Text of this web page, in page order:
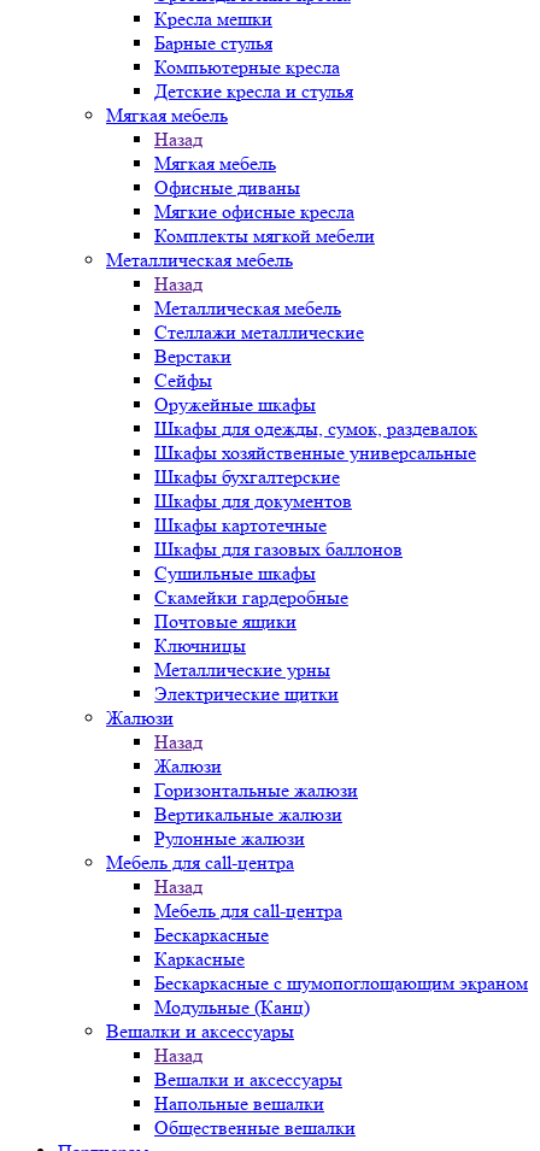
Кресла мешки
Барные стулья
Компьютерные кресла
Детские кресла и стулья
Мягкая мебель
Назад
Мягкая мебель
Офисные диваны
Мягкие офисные кресла
Комплекты мягкой мебели
Металлическая мебель
Назад
Металлическая мебель
Стеллажи металлические
Верстаки
Сейфы
Оружейные шкафы
Шкафы для одежды, сумок, раздевалок
Шкафы хозяйственные универсальные
Шкафы бухгалтерские
Шкафы для документов
Шкафы картотечные
Шкафы для газовых баллонов
Сушильные шкафы
Скамейки гардеробные
Почтовые ящики
Ключницы
Металлические урны
Электрические щитки
Жалюзи
Назад
Жалюзи
Горизонтальные жалюзи
Вертикальные жалюзи
Рулонные жалюзи
Мебель для call-центра
Назад
Мебель для call-центра
Бескаркасные
Каркасные
Бескаркасные с шумопоглощающим экраном
Модульные (Канц)
Вешалки и аксессуары
Назад
Вешалки и аксессуары
Напольные вешалки
Общественные вешалки